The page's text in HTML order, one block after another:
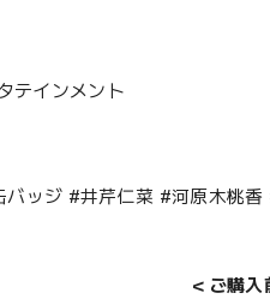
テインメント
ッジ #井芹仁菜 #河原木桃
＜ご購入